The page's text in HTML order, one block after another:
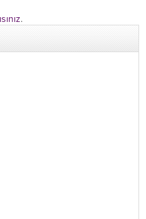
.